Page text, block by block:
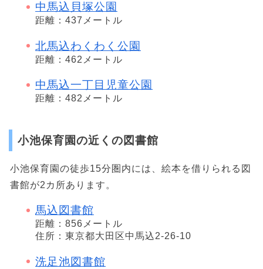
中馬込貝塚公園
距離：437メートル
北馬込わくわく公園
距離：462メートル
中馬込一丁目児童公園
距離：482メートル
小池保育園の近くの図書館
小池保育園の徒歩15分圏内には、絵本を借りられる図
書館が2カ所あります。
馬込図書館
距離：856メートル
住所：東京都大田区中馬込2-26-10
洗足池図書館